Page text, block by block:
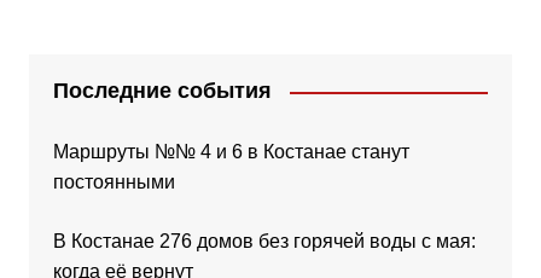
Последние события
Маршруты №№ 4 и 6 в Костанае станут
постоянными
В Костанае 276 домов без горячей воды с мая:
когда её вернут